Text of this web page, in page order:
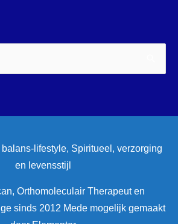
lifestyle, Spiritueel, verzorging
en levensstijl
Orthomoleculair Therapeut en
sinds 2012 Mede mogelijk gemaakt